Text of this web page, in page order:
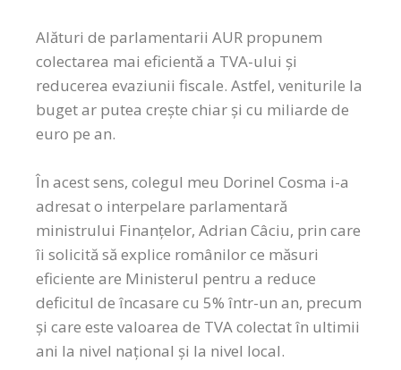
Alături de parlamentarii AUR propunem
colectarea mai eficientă a TVA-ului și
reducerea evaziunii fiscale. Astfel, veniturile la
buget ar putea crește chiar și cu miliarde de
euro pe an.
În acest sens, colegul meu Dorinel Cosma i-a
adresat o interpelare parlamentară
ministrului Finanțelor, Adrian Câciu, prin care
îi solicită să explice românilor ce măsuri
eficiente are Ministerul pentru a reduce
deficitul de încasare cu 5% într-un an, precum
și care este valoarea de TVA colectat în ultimii
ani la nivel național și la nivel local.